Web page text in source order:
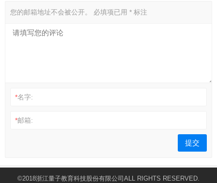
您的邮箱地址不会被公开。 必填项已用 * 标注
*名字:
*邮箱:
©2018浙江量子教育科技股份有限公司ALL RIGHTS RESERVED.